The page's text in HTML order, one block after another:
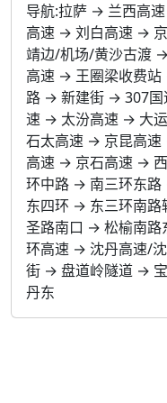
导航:拉萨 → 兰西高
高速 → 刘白高速 →
靖边/机场/黄沙古渡
高速 → 王圈梁收费
路 → 新建街 → 307
速 → 太汾高速 → 大
石太高速 → 京昆高
高速 → 京石高速 →
环中路 → 南三环东
东四环 → 东三环南
圣路南口 → 松榆南
环高速 → 沈丹高速/
街 → 盘道岭隧道 →
丹东